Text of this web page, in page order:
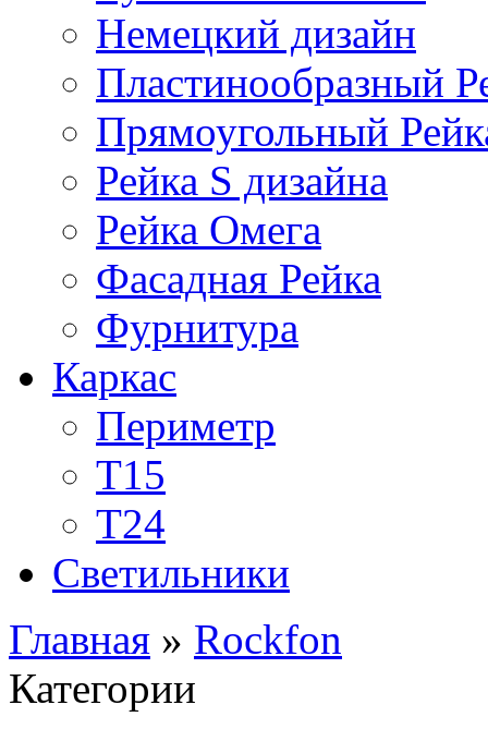
Немецкий дизайн
Пластинообразный
Прямоугольный
Рейка S дизайна
Рейка Омега
Фасадная Рейка
Фурнитура
Каркас
Периметр
Т15
Т24
Светильники
Главная » Rockfon
Категории